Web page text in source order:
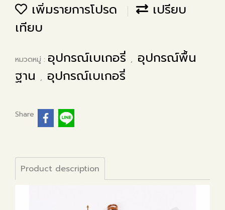
เพิ่มรายการโปรด
เปรียบ
เทียบ
หมวดหมู่ : อุปกรณ์เบเกอรี่ , อุปกรณ์พื้น
ฐาน , อุปกรณ์เบเกอรี่
Share
Product description